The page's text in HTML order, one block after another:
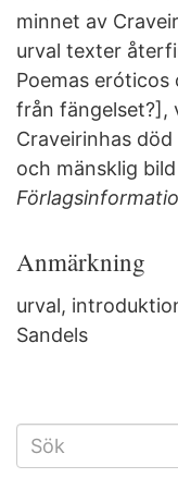
minnet av
urval texter
Poemas eróticos
från fängelset?],
Craveirinhas
och mänsklig
Anmärkning
urval,
Sandels
SÖKFORMULÄR